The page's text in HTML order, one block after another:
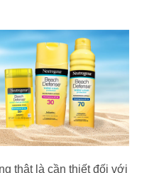
thật là cần thiết đối với